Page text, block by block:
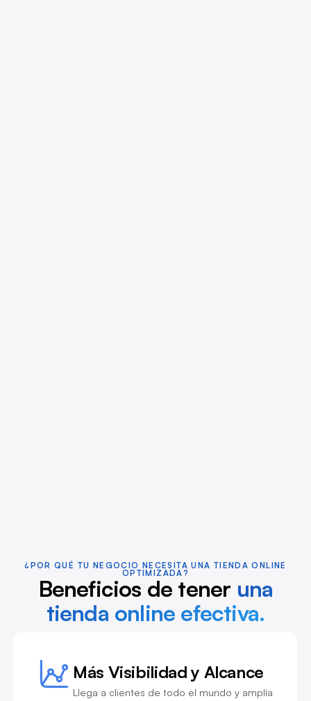
¿POR QUÉ TU NEGOCIO NECESITA UNA TIENDA ONLINE
OPTIMIZADA?
Beneficios de tener una
tienda online efectiva.
Más Visibilidad y Alcance
Llega a clientes de todo el mundo y amplía